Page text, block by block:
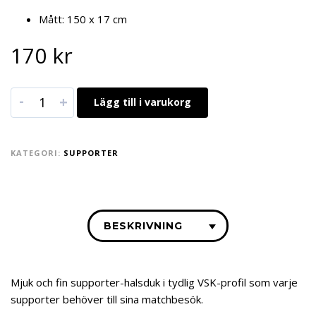
Mått: 150 x 17 cm
170 kr
- + Lägg till i varukorg
KATEGORI: SUPPORTER
BESKRIVNING
Mjuk och fin supporter-halsduk i tydlig VSK-profil som varje
supporter behöver till sina matchbesök.